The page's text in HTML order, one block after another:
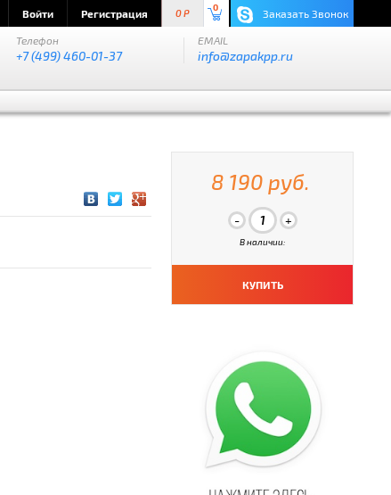
Войти Регистрация 0 P
0 Заказать Звонок
Телефон
+7 (499) 460-01-37
EMAIL
info@zapakpp.ru
8 190 руб.
В наличии:
КУПИТЬ